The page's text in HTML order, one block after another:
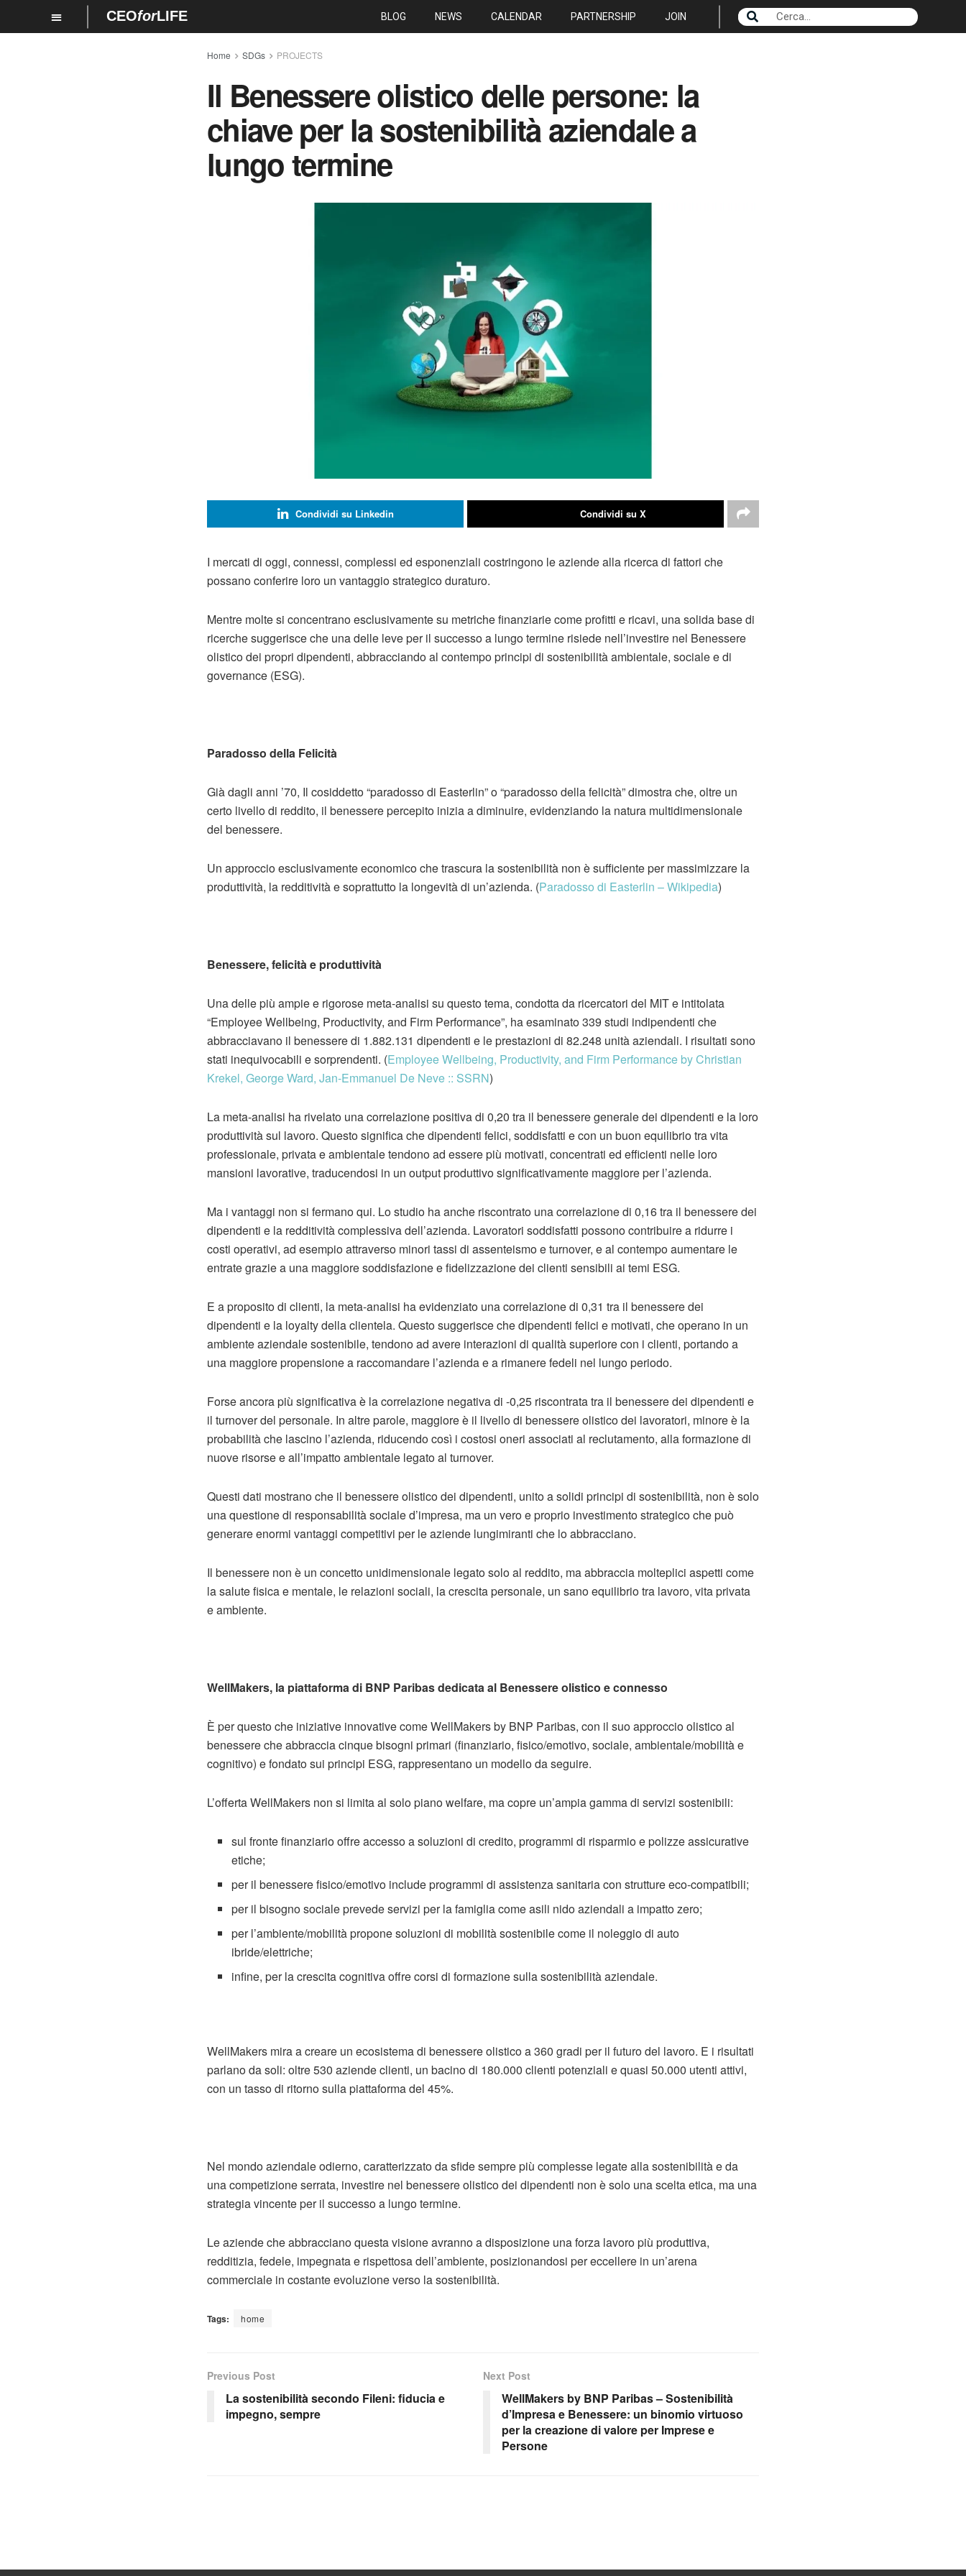
CEOforLIFE BLOG NEWS CALENDAR PARTNERSHIP JOIN
Home SDGs PROJECTS
Il Benessere olistico delle persone: la
chiave per la sostenibilità aziendale a
lungo termine
Condividi su Linkedin Condividi su X
I mercati di oggi, connessi, complessi ed esponenziali costringono le aziende alla ricerca di fattori che
possano conferire loro un vantaggio strategico duraturo.
Mentre molte si concentrano esclusivamente su metriche finanziarie come profitti e ricavi, una solida base di
ricerche suggerisce che una delle leve per il successo a lungo termine risiede nell’investire nel Benessere
olistico dei propri dipendenti, abbracciando al contempo principi di sostenibilità ambientale, sociale e di
governance (ESG).
Paradosso della Felicità
Già dagli anni ’70, Il cosiddetto “paradosso di Easterlin” o “paradosso della felicità” dimostra che, oltre un
certo livello di reddito, il benessere percepito inizia a diminuire, evidenziando la natura multidimensionale
del benessere.
Un approccio esclusivamente economico che trascura la sostenibilità non è sufficiente per massimizzare la
produttività, la redditività e soprattutto la longevità di un’azienda. (Paradosso di Easterlin – Wikipedia)
Benessere, felicità e produttività
Una delle più ampie e rigorose meta-analisi su questo tema, condotta da ricercatori del MIT e intitolata
“Employee Wellbeing, Productivity, and Firm Performance”, ha esaminato 339 studi indipendenti che
abbracciavano il benessere di 1.882.131 dipendenti e le prestazioni di 82.248 unità aziendali. I risultati sono
stati inequivocabili e sorprendenti. (Employee Wellbeing, Productivity, and Firm Performance by Christian
Krekel, George Ward, Jan‐Emmanuel De Neve :: SSRN)
La meta-analisi ha rivelato una correlazione positiva di 0,20 tra il benessere generale dei dipendenti e la loro
produttività sul lavoro. Questo significa che dipendenti felici, soddisfatti e con un buon equilibrio tra vita
professionale, privata e ambientale tendono ad essere più motivati, concentrati ed efficienti nelle loro
mansioni lavorative, traducendosi in un output produttivo significativamente maggiore per l’azienda.
Ma i vantaggi non si fermano qui. Lo studio ha anche riscontrato una correlazione di 0,16 tra il benessere dei
dipendenti e la redditività complessiva dell’azienda. Lavoratori soddisfatti possono contribuire a ridurre i
costi operativi, ad esempio attraverso minori tassi di assenteismo e turnover, e al contempo aumentare le
entrate grazie a una maggiore soddisfazione e fidelizzazione dei clienti sensibili ai temi ESG.
E a proposito di clienti, la meta-analisi ha evidenziato una correlazione di 0,31 tra il benessere dei
dipendenti e la loyalty della clientela. Questo suggerisce che dipendenti felici e motivati, che operano in un
ambiente aziendale sostenibile, tendono ad avere interazioni di qualità superiore con i clienti, portando a
una maggiore propensione a raccomandare l’azienda e a rimanere fedeli nel lungo periodo.
Forse ancora più significativa è la correlazione negativa di -0,25 riscontrata tra il benessere dei dipendenti e
il turnover del personale. In altre parole, maggiore è il livello di benessere olistico dei lavoratori, minore è la
probabilità che lascino l’azienda, riducendo così i costosi oneri associati al reclutamento, alla formazione di
nuove risorse e all’impatto ambientale legato al turnover.
Questi dati mostrano che il benessere olistico dei dipendenti, unito a solidi principi di sostenibilità, non è solo
una questione di responsabilità sociale d’impresa, ma un vero e proprio investimento strategico che può
generare enormi vantaggi competitivi per le aziende lungimiranti che lo abbracciano.
Il benessere non è un concetto unidimensionale legato solo al reddito, ma abbraccia molteplici aspetti come
la salute fisica e mentale, le relazioni sociali, la crescita personale, un sano equilibrio tra lavoro, vita privata
e ambiente.
WellMakers, la piattaforma di BNP Paribas dedicata al Benessere olistico e connesso
È per questo che iniziative innovative come WellMakers by BNP Paribas, con il suo approccio olistico al
benessere che abbraccia cinque bisogni primari (finanziario, fisico/emotivo, sociale, ambientale/mobilità e
cognitivo) e fondato sui principi ESG, rappresentano un modello da seguire.
L’offerta WellMakers non si limita al solo piano welfare, ma copre un’ampia gamma di servizi sostenibili:
sul fronte finanziario offre accesso a soluzioni di credito, programmi di risparmio e polizze assicurative
etiche;
per il benessere fisico/emotivo include programmi di assistenza sanitaria con strutture eco-compatibili;
per il bisogno sociale prevede servizi per la famiglia come asili nido aziendali a impatto zero;
per l’ambiente/mobilità propone soluzioni di mobilità sostenibile come il noleggio di auto
ibride/elettriche;
infine, per la crescita cognitiva offre corsi di formazione sulla sostenibilità aziendale.
WellMakers mira a creare un ecosistema di benessere olistico a 360 gradi per il futuro del lavoro. E i risultati
parlano da soli: oltre 530 aziende clienti, un bacino di 180.000 clienti potenziali e quasi 50.000 utenti attivi,
con un tasso di ritorno sulla piattaforma del 45%.
Nel mondo aziendale odierno, caratterizzato da sfide sempre più complesse legate alla sostenibilità e da
una competizione serrata, investire nel benessere olistico dei dipendenti non è solo una scelta etica, ma una
strategia vincente per il successo a lungo termine.
Le aziende che abbracciano questa visione avranno a disposizione una forza lavoro più produttiva,
redditizia, fedele, impegnata e rispettosa dell’ambiente, posizionandosi per eccellere in un’arena
commerciale in costante evoluzione verso la sostenibilità.
Tags: home
Previous Post
La sostenibilità secondo Fileni: fiducia e
impegno, sempre
Next Post
WellMakers by BNP Paribas – Sostenibilità
d’Impresa e Benessere: un binomio virtuoso
per la creazione di valore per Imprese e
Persone